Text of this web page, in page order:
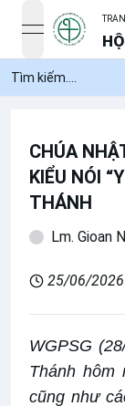
open
CHÚA
KIỂU NÓI
THÁNH
Lm. Gioan
25/06/2026
WGPSG
Thánh hôm
cũng như